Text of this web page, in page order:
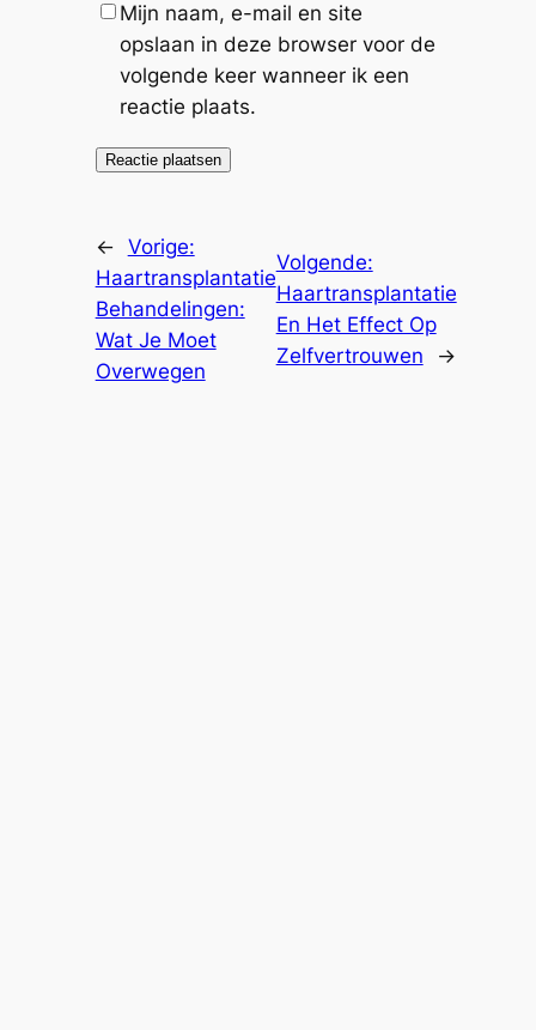
Mijn naam, e-mail en site
opslaan in deze browser voor de
volgende keer wanneer ik een
reactie plaats.
← Vorige:
Haartransplantatie
Behandelingen:
Wat Je Moet
Overwegen
Volgende:
Haartransplantatie
En Het Effect Op
Zelfvertrouwen
→